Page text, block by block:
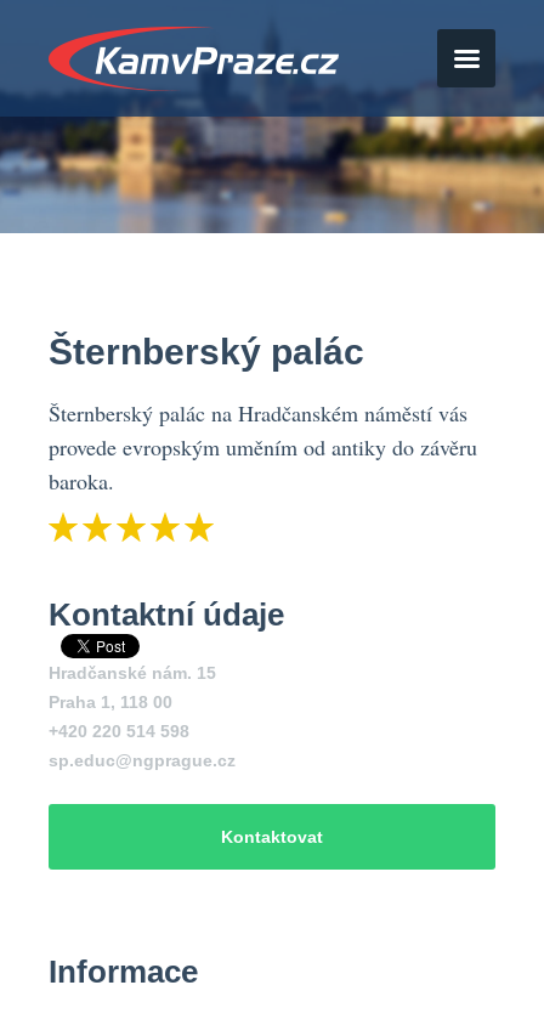
Šternberský palác
Šternberský palác na Hradčanském náměstí vás
provede evropským uměním od antiky do závěru
baroka.
Kontaktní údaje
Hradčanské nám. 15
Praha 1, 118 00
+420 220 514 598
sp.educ@ngprague.cz
Kontaktovat
Informace